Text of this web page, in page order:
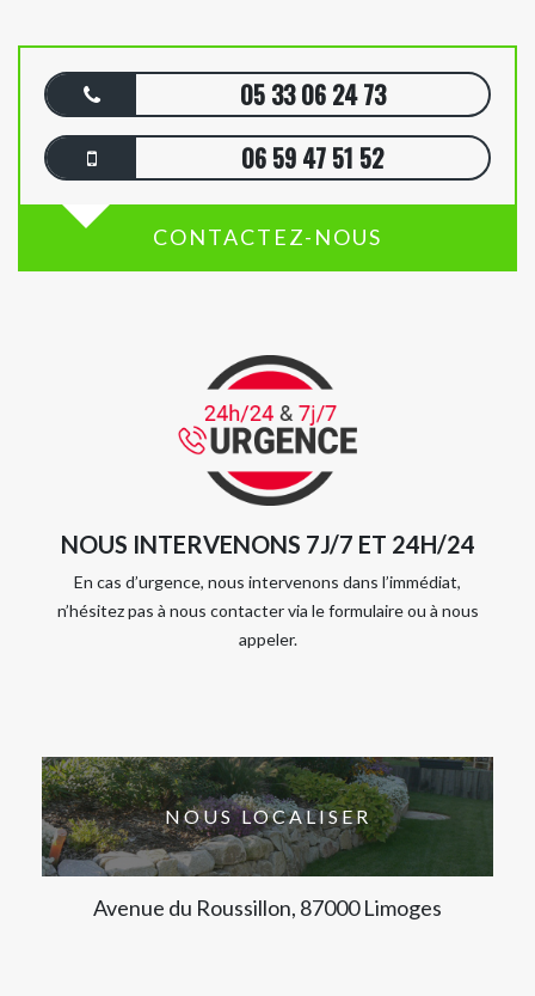
05 33 06 24 73
06 59 47 51 52
CONTACTEZ-NOUS
NOUS INTERVENONS 7J/7 ET 24H/24
En cas d’urgence, nous intervenons dans l’immédiat,
n’hésitez pas à nous contacter via le formulaire ou à nous
appeler.
NOUS LOCALISER
Avenue du Roussillon, 87000 Limoges